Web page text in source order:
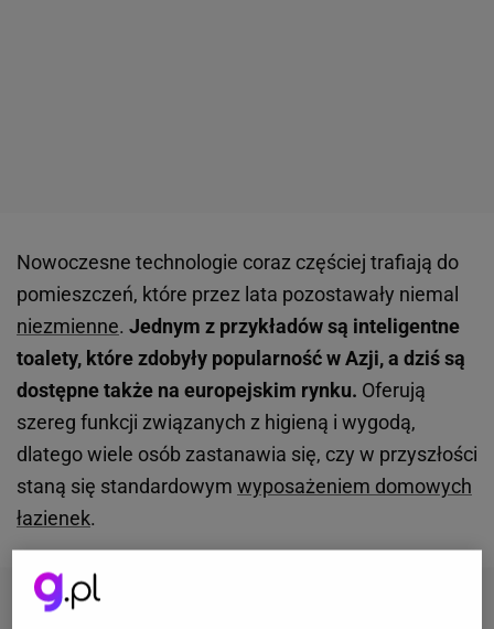
Nowoczesne technologie coraz częściej trafiają do
pomieszczeń, które przez lata pozostawały niemal
niezmienne. Jednym z przykładów są inteligentne
toalety, które zdobyły popularność w Azji, a dziś są
dostępne także na europejskim rynku. Oferują
szereg funkcji związanych z higieną i wygodą,
dlatego wiele osób zastanawia się, czy w przyszłości
staną się standardowym wyposażeniem domowych
łazienek.